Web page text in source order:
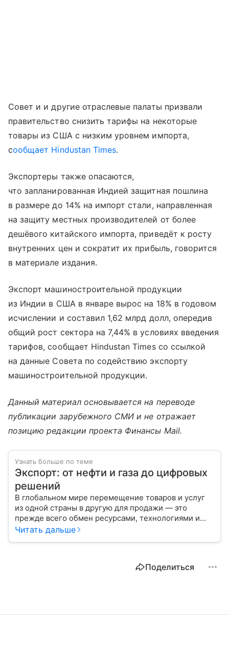
Совет и и другие отраслевые палаты призвали
правительство снизить тарифы на некоторые
товары из США с низким уровнем импорта,
сообщает Hindustan Times.
Экспортеры также опасаются,
что запланированная Индией защитная пошлина
в размере до 14% на импорт стали, направленная
на защиту местных производителей от более
дешёвого китайского импорта, приведёт к росту
внутренних цен и сократит их прибыль, говорится
в материале издания.
Экспорт машиностроительной продукции
из Индии в США в январе вырос на 18% в годовом
исчислении и составил 1,62 млрд долл, опередив
общий рост сектора на 7,44% в условиях введения
тарифов, сообщает Hindustan Times со ссылкой
на данные Совета по содействию экспорту
машиностроительной продукции.
Данный материал основывается на переводе
публикации зарубежного СМИ и не отражает
позицию редакции проекта Финансы Mail.
Узнать больше по теме
Экспорт: от нефти и газа до цифровых
решений
В глобальном мире перемещение товаров и услуг
из одной страны в другую для продажи — это
прежде всего обмен ресурсами, технологиями и
культурой. В статье разберем, как работает экспорт
Читать дальше
Поделиться